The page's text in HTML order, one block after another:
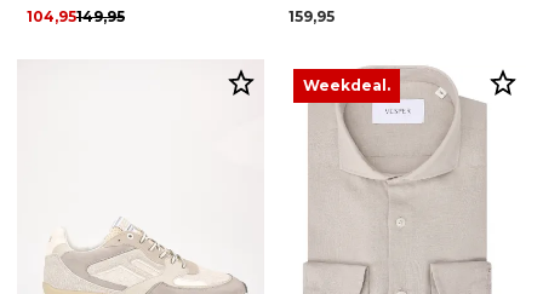
149,95
104,95
159,95
Weekdeal.